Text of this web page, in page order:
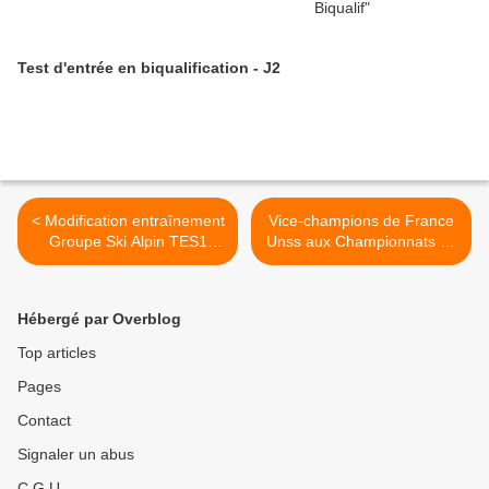
Test d'entrée en biqualification - J2
< Modification entraînement
Groupe Ski Alpin TES1
vendredi 17 mars 2017
Vice-champions de France
Unss aux Championnats de
France Ski Nordique
Hébergé par Overblog
Top articles
Pages
Contact
Signaler un abus